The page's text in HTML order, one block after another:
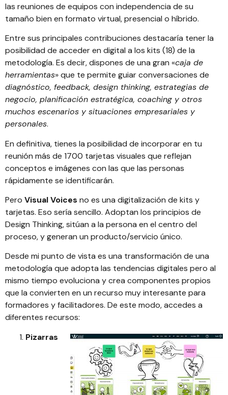
las reuniones de equipos con independencia de su
tamaño bien en formato virtual, presencial o híbrido.
Entre sus principales contribuciones destacaría tener la
posibilidad de acceder en digital a los kits (18) de la
metodología. Es decir, dispones de una gran «caja de
herramientas» que te permite guiar conversaciones de
diagnóstico, feedback, design thinking, estrategias de
negocio, planificación estratégica, coaching y otros
muchos escenarios y situaciones empresariales y
personales.
En definitiva, tienes la posibilidad de incorporar en tu
reunión más de 1700 tarjetas visuales que reflejan
conceptos e imágenes con las que las personas
rápidamente se identificarán.
Pero Visual Voices no es una digitalización de kits y
tarjetas. Eso sería sencillo. Adoptan los principios de
Design Thinking, sitúan a la persona en el centro del
proceso, y generan un producto/servicio único.
Desde mi punto de vista es una transformación de una
metodología que adopta las tendencias digitales pero al
mismo tiempo evoluciona y crea componentes propios
que la convierten en un recurso muy interesante para
formadores y facilitadores. De este modo, accedes a
diferentes recursos:
Pizarras